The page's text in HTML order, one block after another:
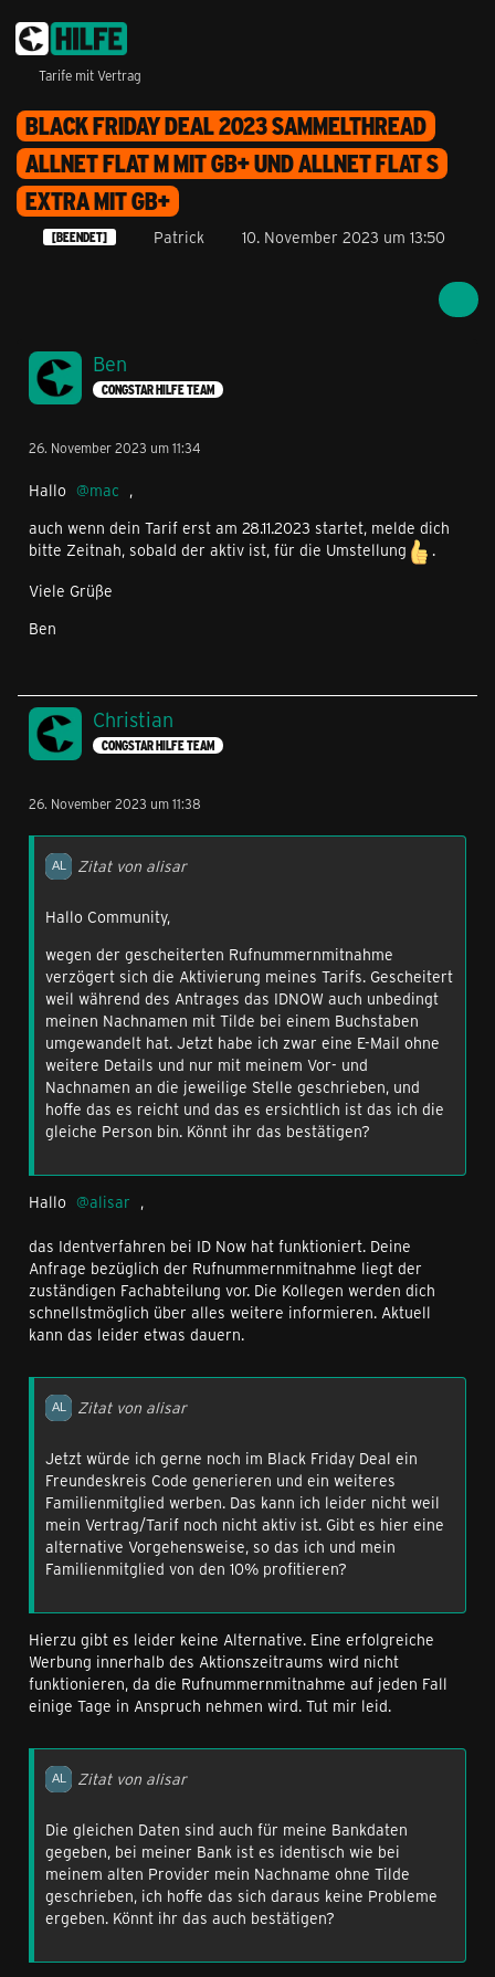
Tarife mit Vertrag
BLACK FRIDAY DEAL 2023 SAMMELTHREAD
ALLNET FLAT M MIT GB+ UND ALLNET FLAT S
EXTRA MIT GB+
[BEENDET] Patrick 10. November 2023 um 13:50
Ben
CONGSTAR HILFE TEAM
26. November 2023 um 11:34
Hallo mac ,
auch wenn dein Tarif erst am 28.11.2023 startet, melde dich
bitte Zeitnah, sobald der aktiv ist, für die Umstellung
.
Viele Grüße
Ben
Christian
CONGSTAR HILFE TEAM
26. November 2023 um 11:38
Zitat von alisar
Hallo Community,
wegen der gescheiterten Rufnummernmitnahme
verzögert sich die Aktivierung meines Tarifs. Gescheitert
weil während des Antrages das IDNOW auch unbedingt
meinen Nachnamen mit Tilde bei einem Buchstaben
umgewandelt hat. Jetzt habe ich zwar eine E-Mail ohne
weitere Details und nur mit meinem Vor- und
Nachnamen an die jeweilige Stelle geschrieben, und
hoffe das es reicht und das es ersichtlich ist das ich die
gleiche Person bin. Könnt ihr das bestätigen?
Hallo alisar ,
das Identverfahren bei ID Now hat funktioniert. Deine
Anfrage bezüglich der Rufnummernmitnahme liegt der
zuständigen Fachabteilung vor. Die Kollegen werden dich
schnellstmöglich über alles weitere informieren. Aktuell
kann das leider etwas dauern.
Zitat von alisar
Jetzt würde ich gerne noch im Black Friday Deal ein
Freundeskreis Code generieren und ein weiteres
Familienmitglied werben. Das kann ich leider nicht weil
mein Vertrag/Tarif noch nicht aktiv ist. Gibt es hier eine
alternative Vorgehensweise, so das ich und mein
Familienmitglied von den 10% profitieren?
Hierzu gibt es leider keine Alternative. Eine erfolgreiche
Werbung innerhalb des Aktionszeitraums wird nicht
funktionieren, da die Rufnummernmitnahme auf jeden Fall
einige Tage in Anspruch nehmen wird. Tut mir leid.
Zitat von alisar
Die gleichen Daten sind auch für meine Bankdaten
gegeben, bei meiner Bank ist es identisch wie bei
meinem alten Provider mein Nachname ohne Tilde
geschrieben, ich hoffe das sich daraus keine Probleme
ergeben. Könnt ihr das auch bestätigen?